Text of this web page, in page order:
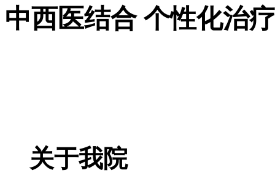
中西医结合 个性化治
关于我院